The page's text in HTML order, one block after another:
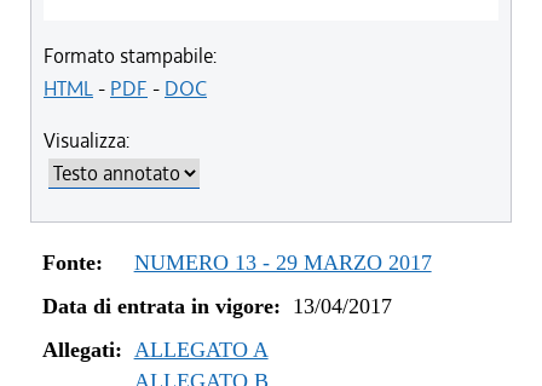
Formato stampabile:
HTML- PDF - DOC
Visualizza:
Fonte:
NUMERO 13 - 29 MARZO 2017
Data di entrata in vigore: 13/04/2017
Allegati: ALLEGATO A
ALLEGATO B